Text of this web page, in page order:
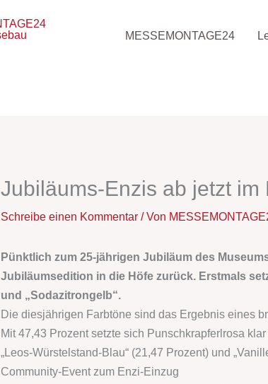
MESSEMONTAGE24
Jubiläums-Enzis ab jetzt
Schreibe einen Kommentar / Von
Pünktlich zum 25-jährigen Jubiläum des
Jubiläumsedition in die Höfe zurück. Erstmals
und „Sodazitrongelb“.
Die diesjährigen Farbtöne sind das Ergebnis eines
Mit 47,43 Prozent setzte sich Punschkrapferlrosa
„Leos-Würstelstand-Blau“ (21,47 Prozent) und
Community-Event zum Enzi-Einzug